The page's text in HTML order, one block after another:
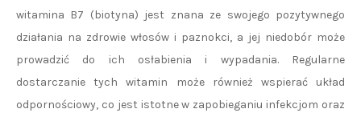
witamina B7 (biotyna) jest znana ze swojego pozytywnego
działania na zdrowie włosów i paznokci, a jej niedobór może
prowadzić do ich osłabienia i wypadania. Regularne
dostarczanie tych witamin może również wspierać układ
odpornościowy, co jest istotne w zapobieganiu infekcjom oraz